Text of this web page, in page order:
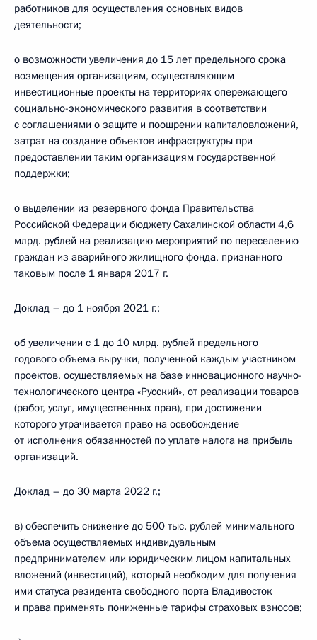
работников для осуществления основных видов
деятельности;
о возможности увеличения до 15 лет предельного срока
возмещения организациям, осуществляющим
инвестиционные проекты на территориях опережающего
социально-экономического развития в соответствии
с соглашениями о защите и поощрении капиталовложений,
затрат на создание объектов инфраструктуры при
предоставлении таким организациям государственной
поддержки;
о выделении из резервного фонда Правительства
Российской Федерации бюджету Сахалинской области 4,6
млрд. рублей на реализацию мероприятий по переселению
граждан из аварийного жилищного фонда, признанного
таковым после 1 января 2017 г.
Доклад – до 1 ноября 2021 г.;
об увеличении с 1 до 10 млрд. рублей предельного
годового объема выручки, полученной каждым участником
проектов, осуществляемых на базе инновационного научно-
технологического центра «Русский», от реализации товаров
(работ, услуг, имущественных прав), при достижении
которого утрачивается право на освобождение
от исполнения обязанностей по уплате налога на прибыль
организаций.
Доклад – до 30 марта 2022 г.;
в) обеспечить снижение до 500 тыс. рублей минимального
объема осуществляемых индивидуальным
предпринимателем или юридическим лицом капитальных
вложений (инвестиций), который необходим для получения
ими статуса резидента свободного порта Владивосток
и права применять пониженные тарифы страховых взносов;